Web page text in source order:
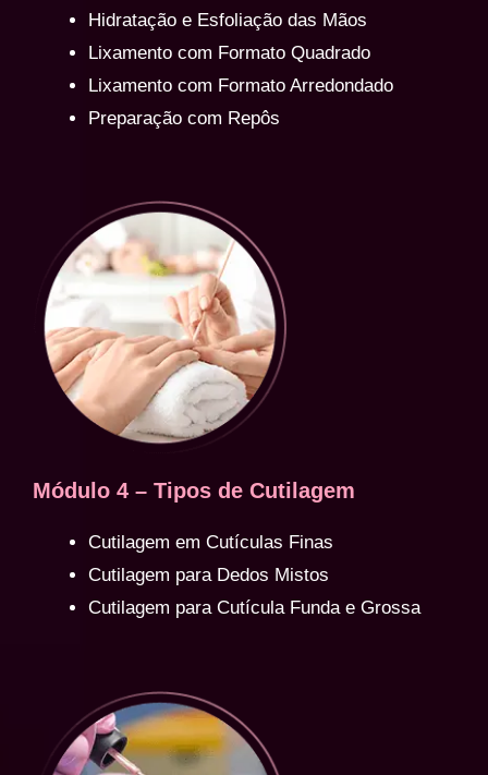
Hidratação e Esfoliação das Mãos
Lixamento com Formato Quadrado
Lixamento com Formato Arredondado
Preparação com Repôs
Módulo 4 – Tipos de Cutilagem
Cutilagem em Cutículas Finas
Cutilagem para Dedos Mistos
Cutilagem para Cutícula Funda e Grossa